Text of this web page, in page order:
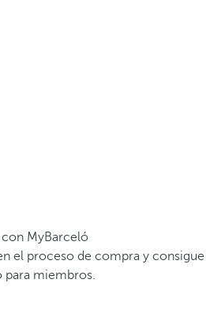
MyBarceló
el proceso de compra y consigue
para miembros.